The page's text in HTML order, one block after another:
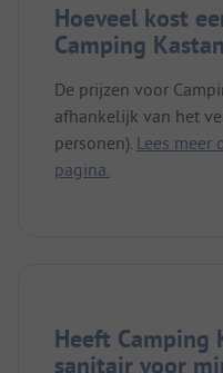
Hoeveel kost
Camping
De prijzen voor
afhankelijk van het
personen). Lees meer
pagina.
Heeft Camping
sanitair voor